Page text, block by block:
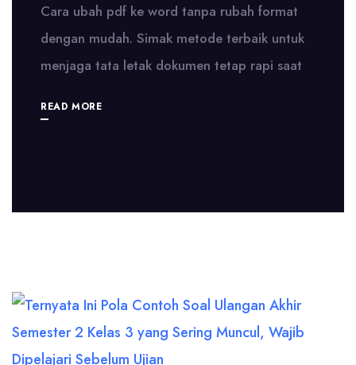
Cara ubah pdf ke word tanpa rubah format
dengan mudah. Simak metode terbaik untuk
menjaga tata letak dokumen tetap rapi saat
READ MORE